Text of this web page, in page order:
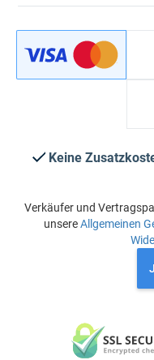
Keine
Verkäufer und
unsereAllgemeinen